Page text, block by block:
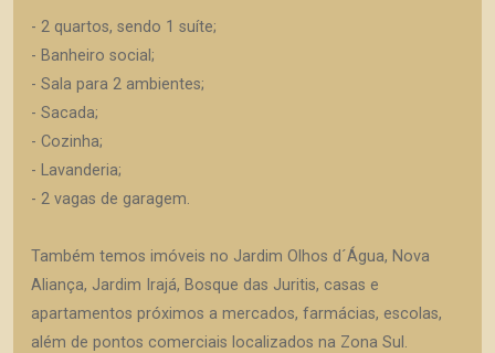
- 2 quartos, sendo 1 suíte;
- Banheiro social;
- Sala para 2 ambientes;
- Sacada;
- Cozinha;
- Lavanderia;
- 2 vagas de garagem.
Também temos imóveis no Jardim Olhos d´Água, Nova
Aliança, Jardim Irajá, Bosque das Juritis, casas e
apartamentos próximos a mercados, farmácias, escolas,
além de pontos comerciais localizados na Zona Sul.